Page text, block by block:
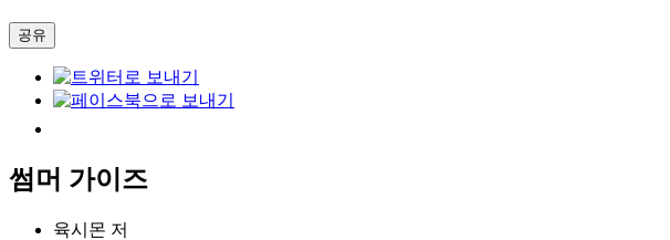
공유
썸머 가이즈
육시몬 저